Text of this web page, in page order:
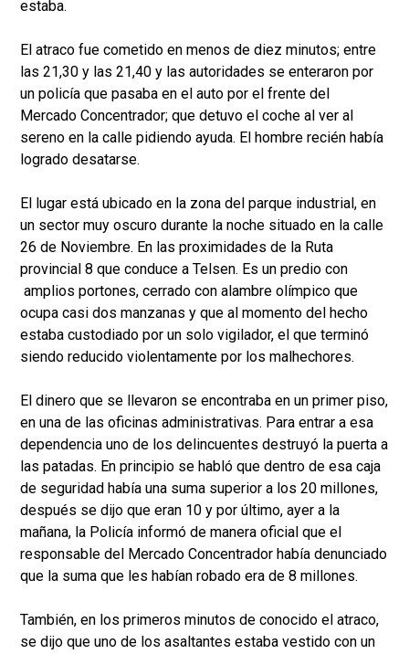
estaba.
El atraco fue cometido en menos de diez minutos; entre
las 21,30 y las 21,40 y las autoridades se enteraron por
un policía que pasaba en el auto por el frente del
Mercado Concentrador; que detuvo el coche al ver al
sereno en la calle pidiendo ayuda. El hombre recién había
logrado desatarse.
El lugar está ubicado en la zona del parque industrial, en
un sector muy oscuro durante la noche situado en la calle
26 de Noviembre. En las proximidades de la Ruta
provincial 8 que conduce a Telsen. Es un predio con
amplios portones, cerrado con alambre olímpico que
ocupa casi dos manzanas y que al momento del hecho
estaba custodiado por un solo vigilador, el que terminó
siendo reducido violentamente por los malhechores.
El dinero que se llevaron se encontraba en un primer piso,
en una de las oficinas administrativas. Para entrar a esa
dependencia uno de los delincuentes destruyó la puerta a
las patadas. En principio se habló que dentro de esa caja
de seguridad había una suma superior a los 20 millones,
después se dijo que eran 10 y por último, ayer a la
mañana, la Policía informó de manera oficial que el
responsable del Mercado Concentrador había denunciado
que la suma que les habían robado era de 8 millones.
También, en los primeros minutos de conocido el atraco,
se dijo que uno de los asaltantes estaba vestido con un